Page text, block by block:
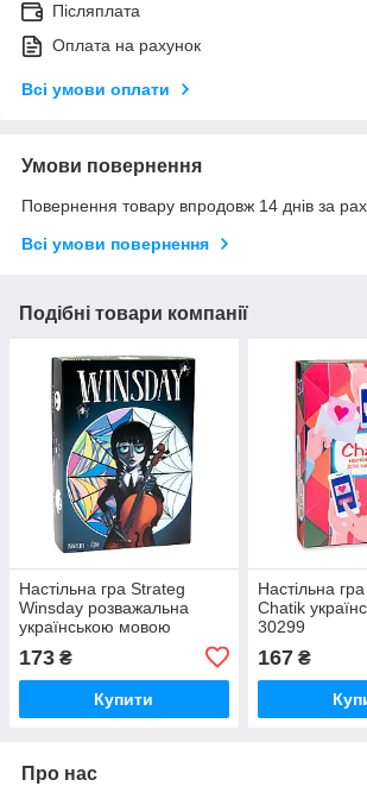
Післяплата
Оплата на рахунок
Всі умови оплати
Умови повернення
Повернення товару впродовж 14 днів за
Всі умови повернення
Подібні товари компанії
Настільна гра Strateg
Winsday розважальна
українською мовою
173 ₴
Купити
Настільна
Chatik
30299
167₴
Про нас